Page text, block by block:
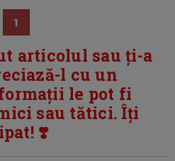
1
articolul sau ți-a
l cu un
le pot fi
sau tătici. Îți
❣️